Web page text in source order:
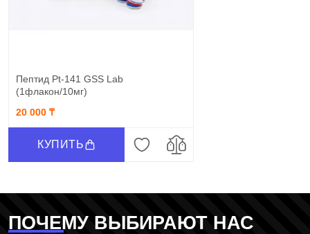
Пептид Pt-141 GSS Lab
(1флакон/10мг)
20 000 ₸
КУПИТЬ
ПОЧЕМУ ВЫБИРАЮТ НАС